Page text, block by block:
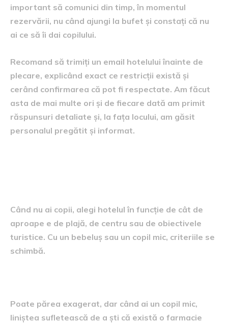
important să comunici din timp, în momentul
rezervării, nu când ajungi la bufet și constați că nu
ai ce să îi dai copilului.
Recomand să trimiți un email hotelului înainte de
plecare, explicând exact ce restricții există și
cerând confirmarea că pot fi respectate. Am făcut
asta de mai multe ori și de fiecare dată am primit
răspunsuri detaliate și, la fața locului, am găsit
personalul pregătit și informat.
Când nu ai copii, alegi hotelul în funcție de cât de
aproape e de plajă, de centru sau de obiectivele
turistice. Cu un bebeluș sau un copil mic, criteriile se
schimbă.
Poate părea exagerat, dar când ai un copil mic,
liniștea sufletească de a ști că există o farmacie